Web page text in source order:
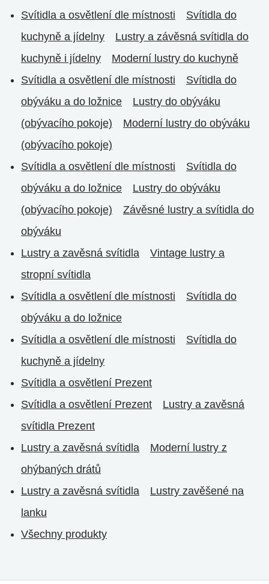
Svítidla a osvětlení dle místnosti
Svítidla do
kuchyně a jídelny
Lustry a závěsná svítidla do
kuchyně i jídelny
Moderní lustry do kuchyně
Svítidla a osvětlení dle místnosti
Svítidla do
obýváku a do ložnice
Lustry do obýváku
(obývacího pokoje)
Moderní lustry do obýváku
(obývacího pokoje)
Svítidla a osvětlení dle místnosti
Svítidla do
obýváku a do ložnice
Lustry do obýváku
(obývacího pokoje)
Závěsné lustry a svítidla do
obýváku
Lustry a zavěsná svítidla
Vintage lustry a
stropní svítidla
Svítidla a osvětlení dle místnosti
Svítidla do
obýváku a do ložnice
Svítidla a osvětlení dle místnosti
Svítidla do
kuchyně a jídelny
Svítidla a osvětlení Prezent
Svítidla a osvětlení Prezent
Lustry a zavěsná
svítidla Prezent
Lustry a zavěsná svítidla
Moderní lustry z
ohýbaných drátů
Lustry a zavěsná svítidla
Lustry zavěšené na
lanku
Všechny produkty